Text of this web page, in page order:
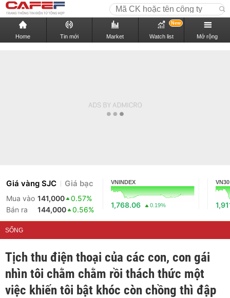
Home Tin mới Market Watch list
New
Mở rộng
Giá vàng SJC Giá bạc
Mua vào 141,000
0.57%
Bán ra
144,000 0.56%
VNINDEX
1,768.06 0.19%
VN30
SỐNG
Tịch thu điện thoại của các con, con gái
nhìn tôi chằm chằm rồi thách thức một
việc khiến tôi bật khóc còn chồng thì đập